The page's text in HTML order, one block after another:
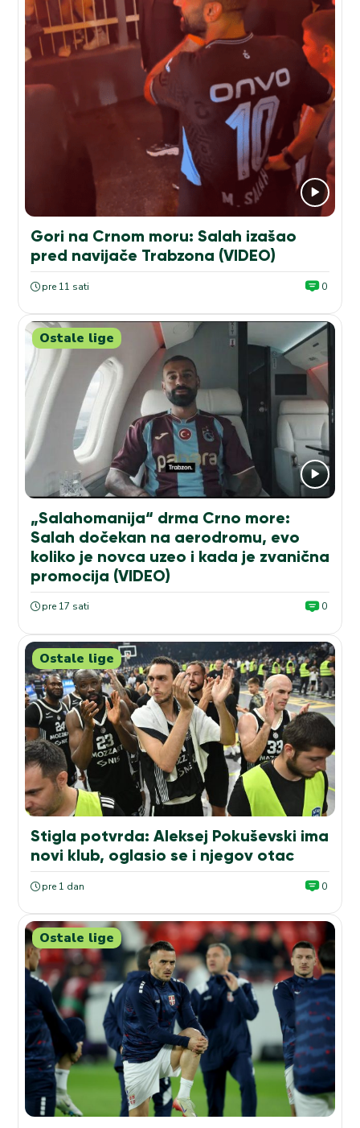
Gori na Crnom moru: Salah izašao
pred navijače Trabzona (VIDEO)
pre 11 sati 0
Ostale lige
„Salahomanija“ drma Crno more:
Salah dočekan na aerodromu, evo
koliko je novca uzeo i kada je zvanična
promocija (VIDEO)
pre 17 sati 0
Ostale lige
Stigla potvrda: Aleksej Pokuševski ima
novi klub, oglasio se i njegov otac
pre 1 dan 0
Ostale lige